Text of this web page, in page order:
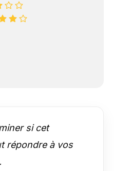
si cet
répondre à vos